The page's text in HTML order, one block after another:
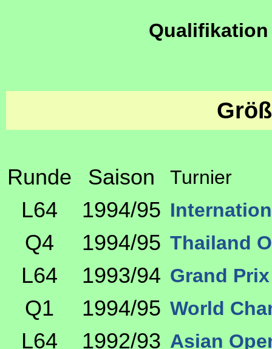
Qualifikation
Runde Saison Turnier
L64 1994/95
Q4 1994/95 Thailand
L64 1993/94 Grand
Q1 1994/95 World
L64 1992/93 Asian